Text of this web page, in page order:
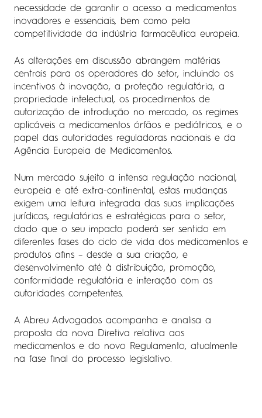
necessidade de garantir o acesso a medicamentos
inovadores e essenciais, bem como pela
competitividade da indústria farmacêutica europeia.
As alterações em discussão abrangem matérias
centrais para os operadores do setor, incluindo os
incentivos à inovação, a proteção regulatória, a
propriedade intelectual, os procedimentos de
autorização de introdução no mercado, os regimes
aplicáveis a medicamentos órfãos e pediátricos, e o
papel das autoridades reguladoras nacionais e da
Agência Europeia de Medicamentos.
Num mercado sujeito a intensa regulação nacional,
europeia e até extra-continental, estas mudanças
exigem uma leitura integrada das suas implicações
jurídicas, regulatórias e estratégicas para o setor,
dado que o seu impacto poderá ser sentido em
diferentes fases do ciclo de vida dos medicamentos e
produtos afins – desde a sua criação, e
desenvolvimento até à distribuição, promoção,
conformidade regulatória e interação com as
autoridades competentes.
A Abreu Advogados acompanha e analisa a
proposta da nova Diretiva relativa aos
medicamentos e do novo Regulamento, atualmente
na fase final do processo legislativo.